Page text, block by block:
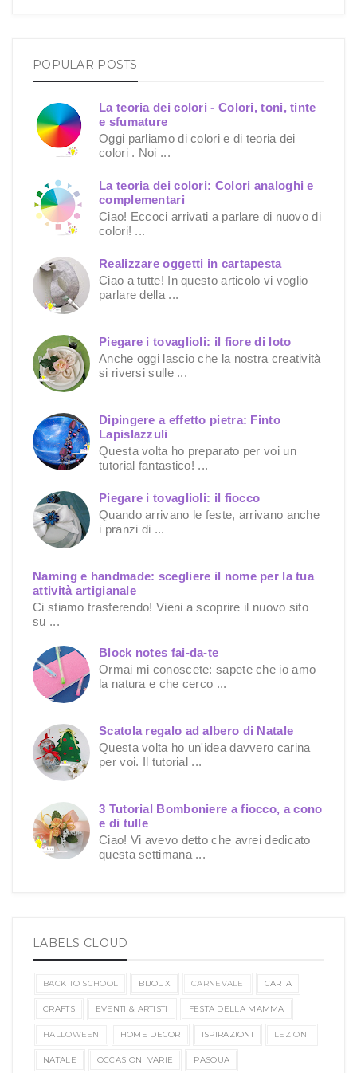
POPULAR POSTS
La teoria dei colori - Colori, toni, tinte
e sfumature
Oggi parliamo di colori e di teoria dei
colori . Noi ...
La teoria dei colori: Colori analoghi e
complementari
Ciao! Eccoci arrivati a parlare di nuovo di
colori! ...
Realizzare oggetti in cartapesta
Ciao a tutte! In questo articolo vi voglio
parlare della ...
Piegare i tovaglioli: il fiore di loto
Anche oggi lascio che la nostra creatività
si riversi sulle ...
Dipingere a effetto pietra: Finto
Lapislazzuli
Questa volta ho preparato per voi un
tutorial fantastico! ...
Piegare i tovaglioli: il fiocco
Quando arrivano le feste, arrivano anche
i pranzi di ...
Naming e handmade: scegliere il nome per la tua
attività artigianale
Ci stiamo trasferendo! Vieni a scoprire il nuovo sito
su ...
Block notes fai-da-te
Ormai mi conoscete: sapete che io amo
la natura e che cerco ...
Scatola regalo ad albero di Natale
Questa volta ho un'idea davvero carina
per voi. Il tutorial ...
3 Tutorial Bomboniere a fiocco, a cono
e di tulle
Ciao! Vi avevo detto che avrei dedicato
questa settimana ...
LABELS CLOUD
BACK TO SCHOOL BIJOUX CARNEVALE CARTA
CRAFTS EVENTI & ARTISTI FESTA DELLA MAMMA
HALLOWEEN HOME DECOR ISPIRAZIONI LEZIONI
NATALE OCCASIONI VARIE PASQUA